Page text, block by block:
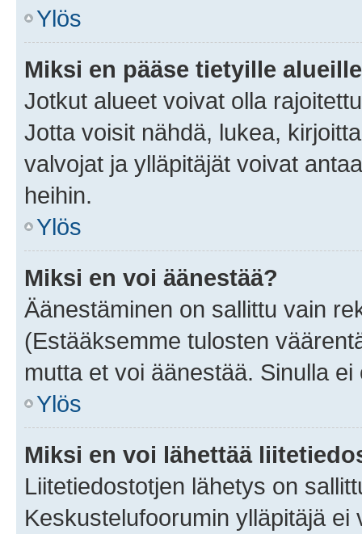
Ylös
Miksi en pääse tietyille
Jotkut alueet voivat olla
Jotta voisit nähdä, lukea,
valvojat ja ylläpitäjät voivat
heihin.
Ylös
Miksi en voi äänestää?
Äänestäminen on sallittu vain
(Estääksemme tulosten
mutta et voi äänestää. Sinulla
Ylös
Miksi en voi lähettää
Liitetiedostotjen lähetys on
Keskustelufoorumin ylläpitäjä